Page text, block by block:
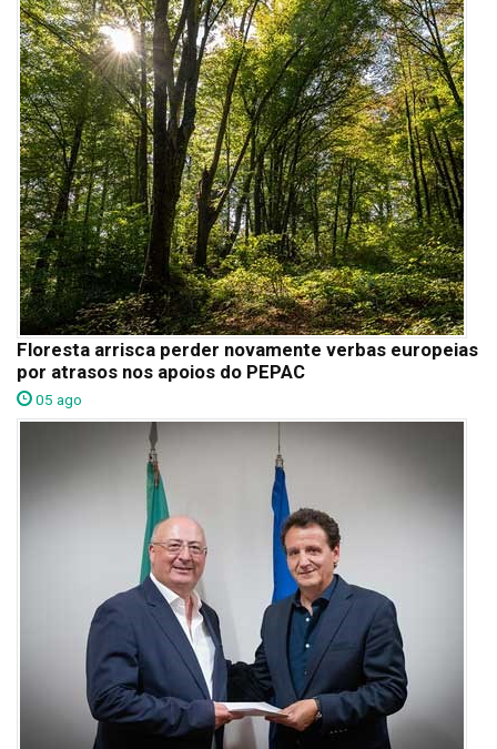
Floresta arrisca perder novamente verbas europeias
por atrasos nos apoios do PEPAC
05 ago